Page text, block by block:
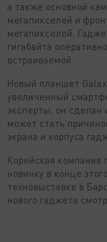
а также основной
мегапикселей и
мегапикселей.
гигабайта
встраиваемой.
Новый планшет
увеличенный
эксперты, он сделан
может стать
экрана и корпуса
Корейская компания
новинку в конце
техновыставке в
нового гаджета